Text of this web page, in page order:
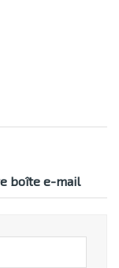
boîte e-mail